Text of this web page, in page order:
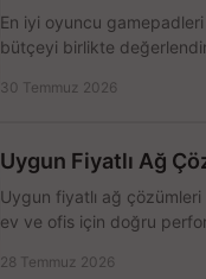
En iyi oyuncu
bütçeyi birlikte
30 Temmuz 2026
Uygun Fiyatlı Ağ
Uygun fiyatlı ağ
ev ve ofis için doğru
28 Temmuz 2026